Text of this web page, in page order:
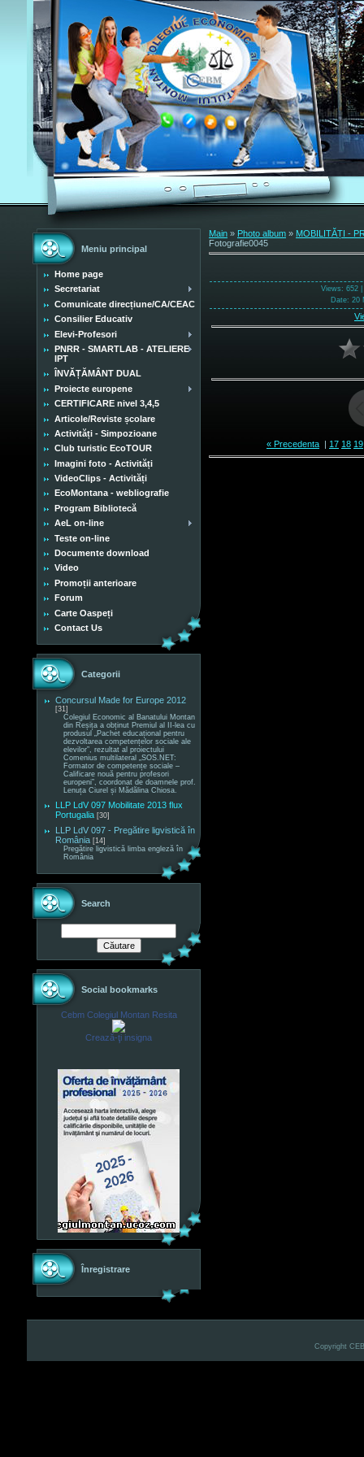
Meniu principal
Home page
Secretariat
Comunicate direcțiune/CA/CEAC
Consilier Educativ
Elevi-Profesori
PNRR - SMARTLAB - ATELIERE
IPT
ÎNVĂȚĂMÂNT DUAL
Proiecte europene
CERTIFICARE nivel 3,4,5
Articole/Reviste școlare
Activități - Simpozioane
Club turistic EcoTOUR
Imagini foto - Activități
VideoClips - Activități
EcoMontana - webliografie
Program Bibliotecă
AeL on-line
Teste on-line
Documente download
Video
Promoții anterioare
Forum
Carte Oaspeți
Contact Us
Categorii
Concursul Made for Europe 2012
[31]
Colegiul Economic al Banatului Montan
din Reșița a obținut Premiul al II-lea cu
produsul „Pachet educațional pentru
dezvoltarea competențelor sociale ale
elevilor”, rezultat al proiectului
Comenius multilateral „SOS.NET:
Formator de competențe sociale –
Calificare nouă pentru profesori
europeni”, coordonat de doamnele prof.
Lenuța Ciurel și Mădălina Chiosa.
LLP LdV 097 Mobilitate 2013 flux
Portugalia [30]
LLP LdV 097 - Pregătire ligvistică în
România [14]
Pregătire ligvistică limba engleză în
România
Search
Social bookmarks
Cebm Colegiul Montan Resita
Crează-ţi insigna
Înregistrare
Main » Photo album » MOBILITĂȚI -
Fotografie0045
Views: 652 |
Date: 20
« Precedenta | 17 18 19
Copyright